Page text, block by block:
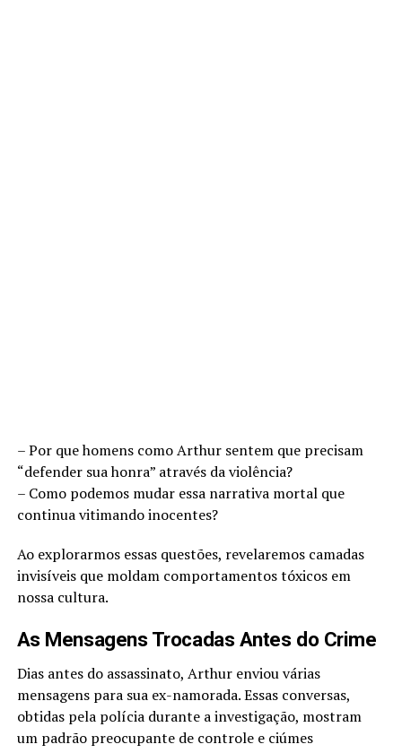
– Por que homens como Arthur sentem que precisam
“defender sua honra” através da violência?
– Como podemos mudar essa narrativa mortal que
continua vitimando inocentes?
Ao explorarmos essas questões, revelaremos camadas
invisíveis que moldam comportamentos tóxicos em
nossa cultura.
As Mensagens Trocadas Antes do Crime
Dias antes do assassinato, Arthur enviou várias
mensagens para sua ex-namorada. Essas conversas,
obtidas pela polícia durante a investigação, mostram
um padrão preocupante de controle e ciúmes